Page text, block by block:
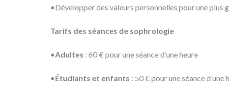
•Développer des valeurs personnelles pour une plus
Tarifs des séances de sophrologie
•Adultes : 60 € pour une séance d’une heure
•Étudiants et enfants : 50 € pour une séance d’une